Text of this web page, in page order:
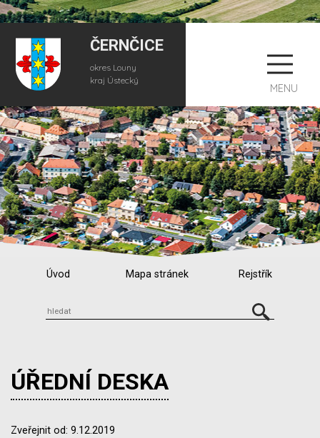
ČERNČICE
okres Louny
kraj Ústecký
MENU
Úvod Mapa stránek Rejstřík
ÚŘEDNÍ DESKA
Zveřejnit od: 9.12.2019